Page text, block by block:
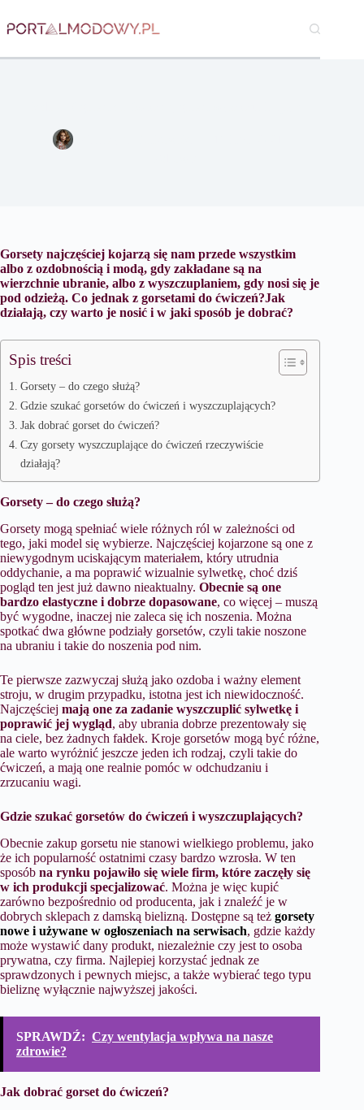
do
treści
Gorsety najczęściej kojarzą się nam przede wszystkim
albo z ozdobnością i modą, gdy zakładane są na
wierzchnie ubranie, albo z wyszczuplaniem, gdy nosi się je
pod odzieżą. Co jednak z gorsetami do ćwiczeń?Jak
działają, czy warto je nosić i w jaki sposób je dobrać?
Spis treści
Gorsety – do czego służą?
Gdzie szukać gorsetów do ćwiczeń i wyszczuplających?
Jak dobrać gorset do ćwiczeń?
Czy gorsety wyszczuplające do ćwiczeń rzeczywiście
działają?
Gorsety – do czego służą?
Gorsety mogą spełniać wiele różnych ról w zależności od
tego, jaki model się wybierze. Najczęściej kojarzone są one z
niewygodnym uciskającym materiałem, który utrudnia
oddychanie, a ma poprawić wizualnie sylwetkę, choć dziś
pogląd ten jest już dawno nieaktualny. Obecnie są one
bardzo elastyczne i dobrze dopasowane, co więcej – muszą
być wygodne, inaczej nie zaleca się ich noszenia. Można
spotkać dwa główne podziały gorsetów, czyli takie noszone
na ubraniu i takie do noszenia pod nim.
Te pierwsze zazwyczaj służą jako ozdoba i ważny element
stroju, w drugim przypadku, istotna jest ich niewidoczność.
Najczęściej mają one za zadanie wyszczuplić sylwetkę i
poprawić jej wygląd, aby ubrania dobrze prezentowały się
na ciele, bez żadnych fałdek. Kroje gorsetów mogą być różne,
ale warto wyróżnić jeszcze jeden ich rodzaj, czyli takie do
ćwiczeń, a mają one realnie pomóc w odchudzaniu i
zrzucaniu wagi.
Gdzie szukać gorsetów do ćwiczeń i wyszczuplających?
Obecnie zakup gorsetu nie stanowi wielkiego problemu, jako
że ich popularność ostatnimi czasy bardzo wzrosła. W ten
sposób na rynku pojawiło się wiele firm, które zaczęły się
w ich produkcji specjalizować. Można je więc kupić
zarówno bezpośrednio od producenta, jak i znaleźć je w
dobrych sklepach z damską bielizną. Dostępne są też gorsety
nowe i używane w ogłoszeniach na serwisach, gdzie każdy
może wystawić dany produkt, niezależnie czy jest to osoba
prywatna, czy firma. Najlepiej korzystać jednak ze
sprawdzonych i pewnych miejsc, a także wybierać tego typu
bieliznę wyłącznie najwyższej jakości.
SPRAWDŹ: Czy wentylacja wpływa na nasze
zdrowie?
Jak dobrać gorset do ćwiczeń?